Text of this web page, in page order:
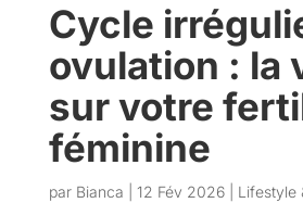
Cycle
ovulation : la
sur votre
féminine
par Bianca 12 Fév 2026| Lifestyle